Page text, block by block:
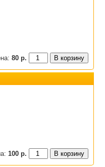
80 р.
100 р.